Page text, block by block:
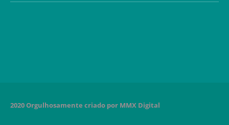
2020 Orgulhosamente criado por MMX Digital